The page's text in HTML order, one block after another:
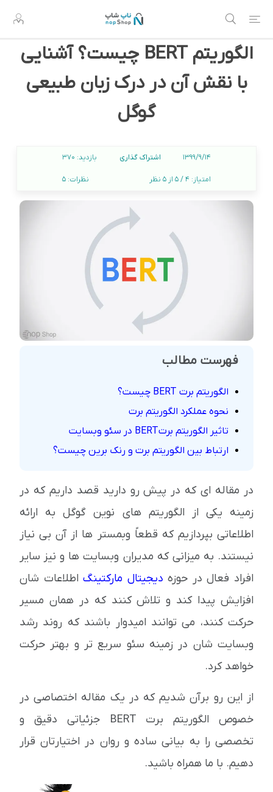
الگوریتم BERT چیست؟ آشنایی
با نقش آن در درک زبان طبیعی
گوگل
1399/9/14 اشتراک گذاری بازدید: 370
امتیاز: 4 / 5 از 5 نظر نظرات:5
فهرست مطالب
الگوریتم برت BERT چیست؟
نحوه عملکرد الگوریتم برت
تاثیر الگوریتم برتBERT در سئو وبسایت
ارتباط بین الگوریتم برت و رنک برین چیست؟
در مقاله ای که در پیش رو دارید قصد داریم که در
زمینه یکی از الگوریتم های نوین گوگل به ارائه
اطلاعاتی بپردازیم که قطعاً وبمستر ها از آن بی نیاز
نیستند. به میزانی که مدیران وبسایت ها و نیز سایر
افراد فعال در حوزه دیجیتال مارکتینگاطلاعات شان
افزایش پیدا کند و تلاش کنند که در همان مسیر
حرکت کنند، می توانند امیدوار باشند که روند رشد
وبسایت شان در زمینه سئو سریع تر و بهتر حرکت
خواهد کرد.
از این رو برآن شدیم که در یک مقاله اختصاصی در
خصوص الگوریتم برت BERT جزئیاتی دقیق و
تخصصی را به بیانی ساده و روان در اختیارتان قرار
دهیم. با ما همراه باشید.